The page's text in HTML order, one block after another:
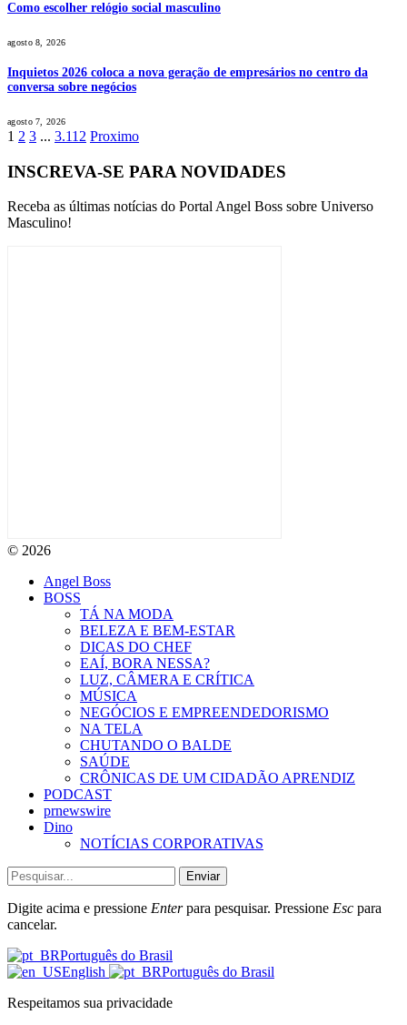
Como escolher relógio social masculino
agosto 8, 2026
Inquietos 2026 coloca a nova geração de empresários no centro da
conversa sobre negócios
agosto 7, 2026
1 2 3 ... 3.112 Proximo
INSCREVA-SE PARA NOVIDADES
Receba as últimas notícias do Portal Angel Boss sobre Universo
Masculino!
© 2026
Angel Boss
BOSS
TÁ NA MODA
BELEZA E BEM-ESTAR
DICAS DO CHEF
EAÍ, BORA NESSA?
LUZ, CÂMERA E CRÍTICA
MÚSICA
NEGÓCIOS E EMPREENDEDORISMO
NA TELA
CHUTANDO O BALDE
SAÚDE
CRÔNICAS DE UM CIDADÃO APRENDIZ
PODCAST
prnewswire
Dino
NOTÍCIAS CORPORATIVAS
Enviar
Digite acima e pressione Enterpara pesquisar. Pressione Esc para
cancelar.
Português do Brasil
English
Português do Brasil
Respeitamos sua privacidade